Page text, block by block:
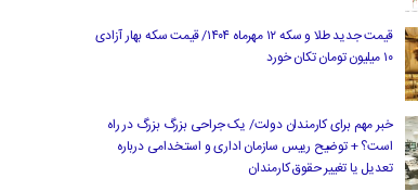
قیمت جدید طلا و سکه ۱۲ مهرماه ۱۴۰۴/ قیمت سکه بهار آزادی
۱۰ میلیون تومان تکان خورد
خبر مهم برای کارمندان دولت/ یک جراحی بزرگ بزرگ در راه
است؟ + توضیح رییس سازمان اداری و استخدامی درباره
تعدیل یا تغییر حقوق کارمندان